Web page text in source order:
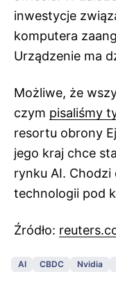
inwestycje
komputera
Urządzenie ma
Możliwe, że
czym pisaliśmy
resortu obrony
jego kraj chce
rynku AI.
technologii pod
Źródło:
AI CBDC Nvidia